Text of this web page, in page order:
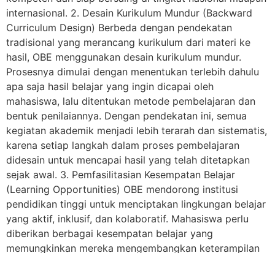
internasional. 2. Desain Kurikulum Mundur (Backward
Curriculum Design) Berbeda dengan pendekatan
tradisional yang merancang kurikulum dari materi ke
hasil, OBE menggunakan desain kurikulum mundur.
Prosesnya dimulai dengan menentukan terlebih dahulu
apa saja hasil belajar yang ingin dicapai oleh
mahasiswa, lalu ditentukan metode pembelajaran dan
bentuk penilaiannya. Dengan pendekatan ini, semua
kegiatan akademik menjadi lebih terarah dan sistematis,
karena setiap langkah dalam proses pembelajaran
didesain untuk mencapai hasil yang telah ditetapkan
sejak awal. 3. Pemfasilitasian Kesempatan Belajar
(Learning Opportunities) OBE mendorong institusi
pendidikan tinggi untuk menciptakan lingkungan belajar
yang aktif, inklusif, dan kolaboratif. Mahasiswa perlu
diberikan berbagai kesempatan belajar yang
memungkinkan mereka mengembangkan keterampilan